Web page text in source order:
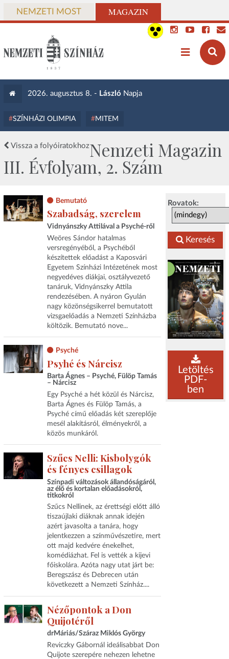
NEMZETI MOST MAGAZIN
2026. augusztus 8. - László Napja
SZÍNHÁZI OLIMPIA MITEM
Vissza a folyóiratokhozNemzeti Magazin
III. Évfolyam, 2. Szám
Rovatok:
Keresés
Letöltés
PDF-
ben
Bemutató
Szabadság, szerelem
Vidnyánszky Attilával a Psyché-ről
Weöres Sándor hatalmas
versregényéből, a Psychéből
készítettek előadást a Kaposvári
Egyetem Színházi Intézetének most
negyedéves diákjai, osztályvezető
tanáruk, Vidnyánszky Attila
rendezésében. A nyáron Gyulán
nagy közönségsikerrel bemutatott
vizsgaelőadás a Nemzeti Színházba
költözik. Bemutató nove...
Psyché
Psyhé és Nárcisz
Barta Ágnes – Psyché, Fülöp Tamás
– Nárcisz
Egy Psyché a hét közül és Nárcisz,
Barta Ágnes és Fülöp Tamás, a
Psyché című előadás két szereplője
mesél alakításról, élményekről, a
közös munkáról.
Szűcs Nelli: Kisbolygók
és fényes csillagok
Színpadi változások állandóságáról,
az élő és kortalan előadásokról,
titkokról
Szűcs Nellinek, az érettségi előtt álló
tiszaújlaki diáknak annak idején
azért javasolta a tanára, hogy
jelentkezzen a színművészetire, mert
ott majd kedvére énekelhet,
komédiázhat. Fel is vették a kijevi
főiskolára. Azóta nagy utat járt be:
Beregszász és Debrecen után
következett a Nemzeti Színház....
Nézőpontok a Don
Quijotéről
drMáriás/Száraz Miklós György
Reviczky Gábornál ideálisabbat Don
Quijote szerepére nehezen lehetne